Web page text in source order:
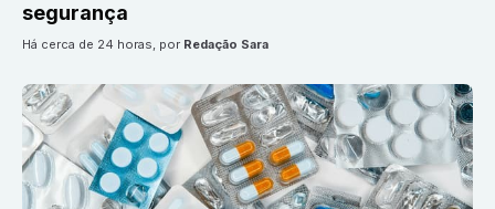
segurança
há cerca de 24 horas, por Redação Sara